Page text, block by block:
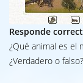
Responde
¿Qué animal es el
¿Verdadero o falso?